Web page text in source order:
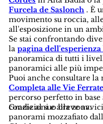
Furcela de Saslonch . È
movimento su roccia,
all'esposizione in un
Se stai confrontando
lapagina
panoramica di tutti i
panoramici alle più
Puoi anche consultare la
Completa alle Vie
percorso perfetto in
condizioni e alla zona.
Grazie al suo breve
panorami mozzafiato